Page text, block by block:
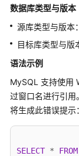
绍
快
速
入
用
户
指
数据库类型与版本
源库类型与版本
目标库类型与版
语法示例
MySQL 支持使用
过窗口名进行引用
将生成此错误提示：
SELECT *
FROM